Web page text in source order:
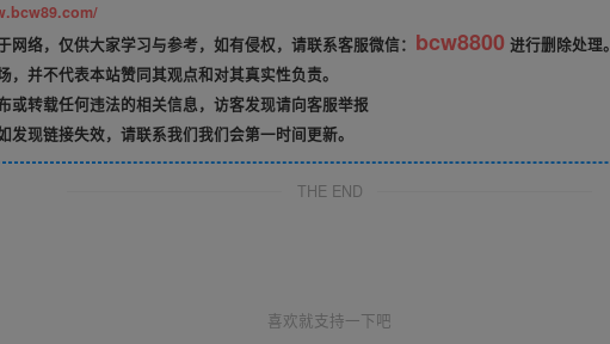
网络，仅供大家学习与参考，如有侵权，请联系客服微信： bcw8800 进行删除处理。
，并不代表本站赞同其观点和对其真实性负责。
或转载任何违法的相关信息，访客发现请向客服举报
发现链接失效，请联系我们我们会第一时间更新。
THE END
喜欢就支持一下吧